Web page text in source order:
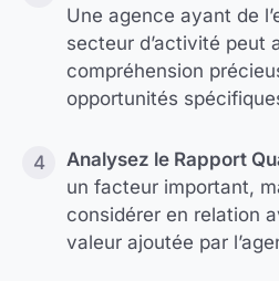
Une agence ayant de
secteur d’activité peut
compréhension
opportunités
Analysez le Rapport
un facteur important,
considérer en relation
valeur ajoutée par